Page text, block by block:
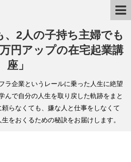
2人の子持ち主婦でも
円アップの在宅起業講
座」
ラ企業というレールに乗った人生に絶望
んで自分の人生を取り戻した軌跡をまと
らなくても、嫌な人と仕事をしなくて
をおくるための秘訣をお届けします。